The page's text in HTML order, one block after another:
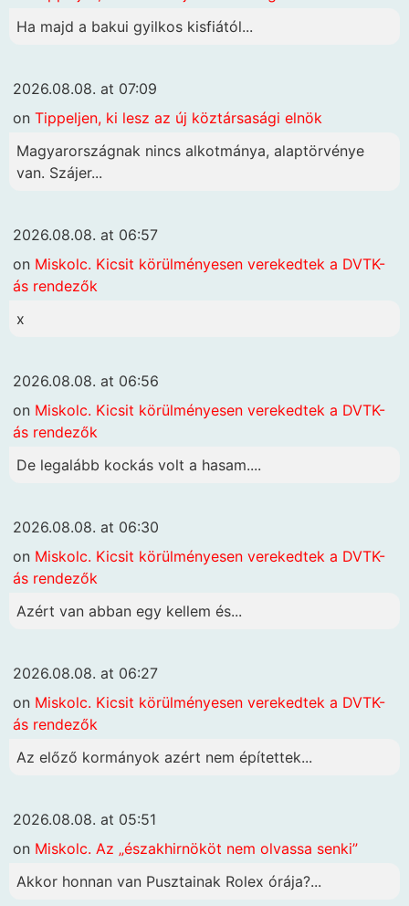
Ha majd a bakui gyilkos kisfiától...
2026.08.08. at 07:09
on Tippeljen, ki lesz az új köztársasági elnök
Magyarországnak nincs alkotmánya, alaptörvénye
van. Szájer...
2026.08.08. at 06:57
on Miskolc. Kicsit körülményesen verekedtek a DVTK-
ás rendezők
x
2026.08.08. at 06:56
on Miskolc. Kicsit körülményesen verekedtek a DVTK-
ás rendezők
De legalább kockás volt a hasam....
2026.08.08. at 06:30
on Miskolc. Kicsit körülményesen verekedtek a DVTK-
ás rendezők
Azért van abban egy kellem és...
2026.08.08. at 06:27
on Miskolc. Kicsit körülményesen verekedtek a DVTK-
ás rendezők
Az előző kormányok azért nem építettek...
2026.08.08. at 05:51
on Miskolc. Az „északhirnököt nem olvassa senki”
Akkor honnan van Pusztainak Rolex órája?...